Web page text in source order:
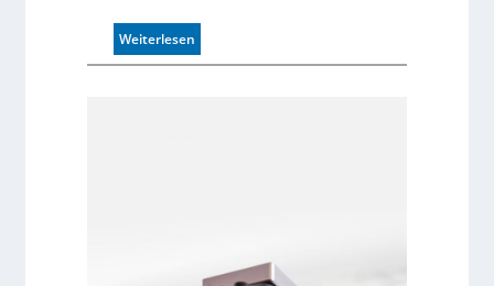
Weiterlesen
H